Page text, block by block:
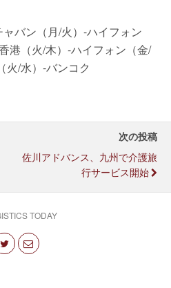
バン（月/火）-ハイフォン
港（火/木）-ハイフォン（金/
火/水）-バンコク
次の投稿
佐川アドバンス、九州で介護旅
行サービス開始
TODAY